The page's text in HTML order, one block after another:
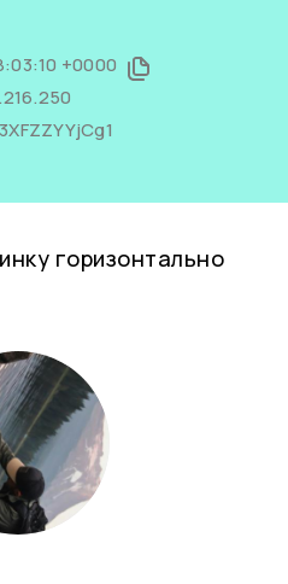
+0000
горизонтально